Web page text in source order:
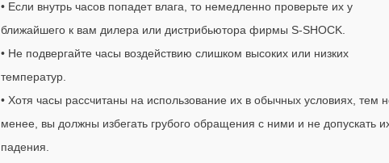
• Если внутрь часов попадет влага, то немедленно проверьте их у
ближайшего к вам дилера или дистрибьютора фирмы S-SHOCK.
• Не подвергайте часы воздействию слишком высоких или низких
температур.
• Хотя часы рассчитаны на использование их в обычных условиях, тем
менее, вы должны избегать грубого обращения с ними и не допускать
падения.